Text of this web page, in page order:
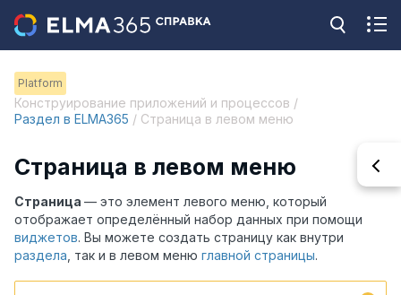
Platform
Конструирование приложений и процессов /
Раздел в ELMA365 / Страница в левом меню
Страница в левом меню
Страница — это элемент левого меню, который
отображает определённый набор данных при помощи
виджетов. Вы можете создать страницу как внутри
раздела , так и в левом меню главной страницы.